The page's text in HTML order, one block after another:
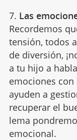
7. Las
Recordemos
tensión, todos
de diversión,
a tu hijo a
emociones
ayuden a
recuperar el
lema
emocional.